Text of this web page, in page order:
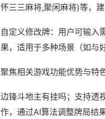
怀三三麻将,聚闲麻将)等，
自定义修改牌：用户可输入
果，适用于多种场景（如与
聚焦相关游戏功能优势与特色
边锋斗地主有挂吗；支持透
作，通过AI算法调整牌局结